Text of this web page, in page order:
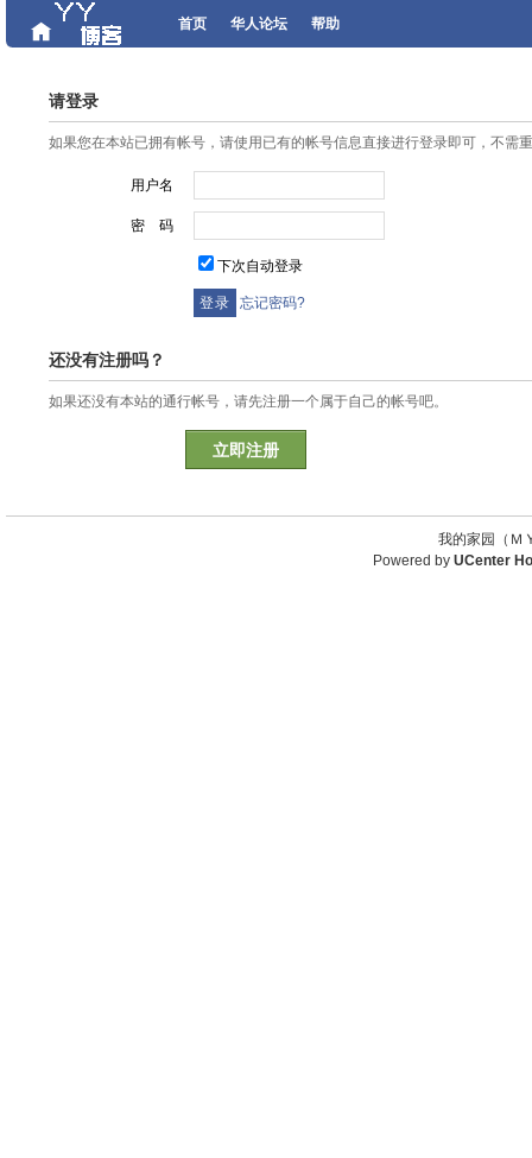
首页 华人论坛 帮助
请登录
如果您在本站已拥有帐号，请使用已有的帐号信息直接进行登录即可，不需
用户名
密 码
下次自动登录
忘记密码?
还没有注册吗？
如果还没有本站的通行帐号，请先注册一个属于自己的帐号吧。
立即注册
我的家园（
Powered by UCenter